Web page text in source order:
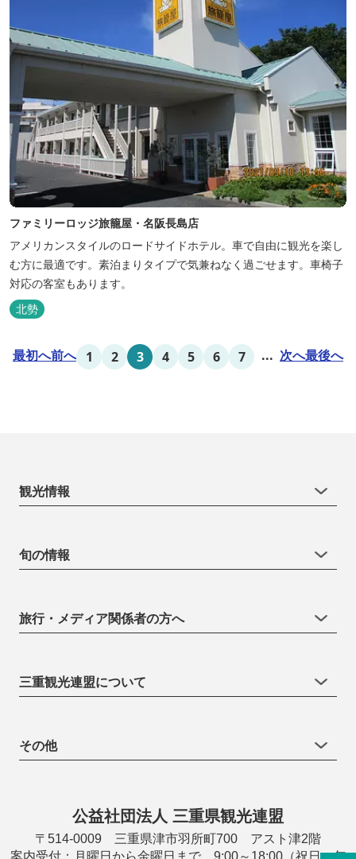
ファミリーロッジ旅籠屋・名阪長島店
アメリカンスタイルのロードサイドホテル。車で自由に観光を楽し
む方に最適です。素泊まりタイプで気兼ねなく過ごせます。車椅子
対応の客室もあります。
北勢
最初へ前へ 1 2 3 4 5 6 7 ... 次へ最後へ
観光情報
旬の情報
旅行・メディア関係者の方へ
三重観光連盟について
その他
公益社団法人 三重県観光連盟
〒514-0009 三重県津市羽所町700 アスト津2階
案内受付：月曜日から金曜日まで 9:00～18:00（祝日・年